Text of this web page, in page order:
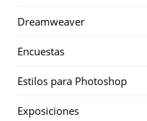
Dreamweaver
Encuestas
Estilos para Photoshop
Exposiciones